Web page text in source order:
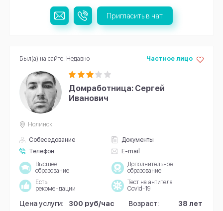
Пригласить в чат
Домработница: Сергей
Иванович
Собеседование
Документы
Телефон
E-mail
Частное лицо
Нолинск
Высшее
образование
Дополнительное
образование
Есть
рекомендации
Тест на антитела
Covid-19
Цена услуги: 300 руб/час Возраст: 38 лет
Был(а) на сайте: Недавно